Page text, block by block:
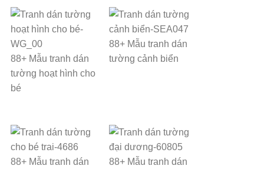
88+ Mẫu tranh dán
tường hoạt hình cho
bé
88+ Mẫu tranh dán
tường cảnh biển
88+ Mẫu tranh dán
88+ Mẫu tranh dán